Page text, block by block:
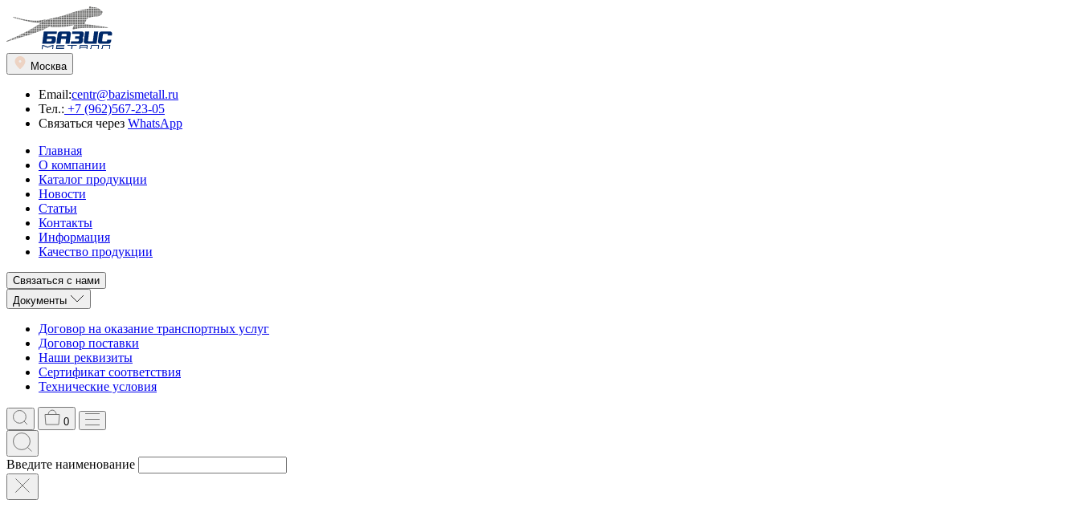
Москва
Email:centr@bazismetall.ru
Тел.: +7 (962)567-23-05
Связаться через WhatsApp
Главная
О компании
Каталог продукции
Новости
Статьи
Контакты
Информация
Качество продукции
Связаться с нами
Документы
Договор на оказание транспортных услуг
Договор поставки
Наши реквизиты
Сертификат соответствия
Технические условия
0
Введите наименование